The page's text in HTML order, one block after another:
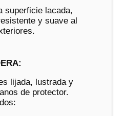
superficie lacada,
y suave al
lijada, lustrada y
de protector.